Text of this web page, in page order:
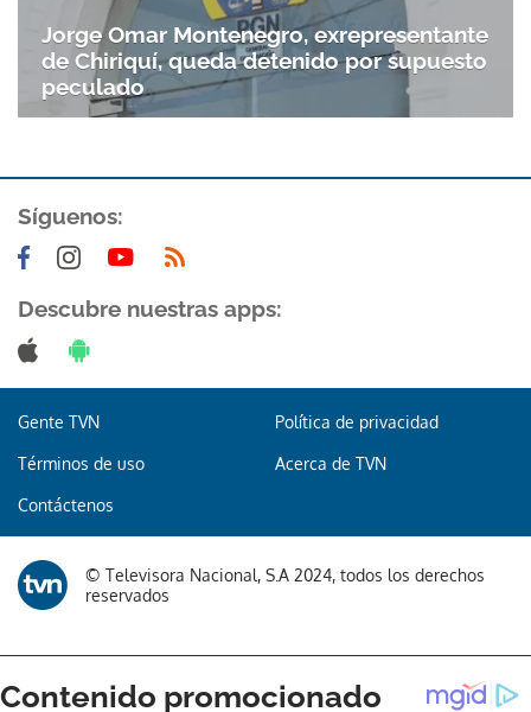
Jorge Omar Montenegro, exrepresentante
de Chiriquí, queda detenido por supuesto
peculado
Síguenos:
Descubre nuestras apps:
Gente TVN Política de privacidad
Términos de uso Acerca de TVN
Contáctenos
© Televisora Nacional, S.A 2024, todos los derechos
reservados